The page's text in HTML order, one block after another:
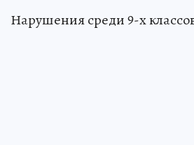
Нарушения среди 9-х